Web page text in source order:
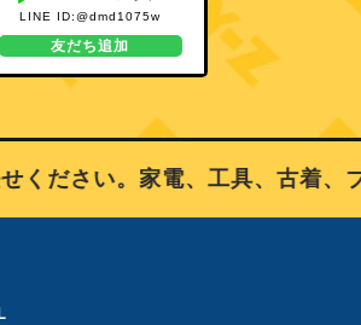
LINE ID:@dmd1075w
友だち追加
さい。家電、工具、古着、